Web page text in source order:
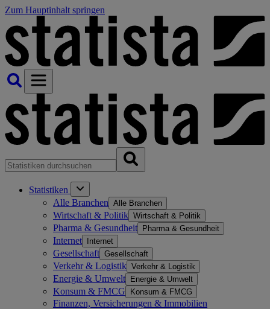
Zum Hauptinhalt springen
Statistiken
Alle Branchen Alle Branchen
Wirtschaft & Politik Wirtschaft & Politik
Pharma & Gesundheit Pharma & Gesundheit
Internet Internet
Gesellschaft Gesellschaft
Verkehr & Logistik Verkehr & Logistik
Energie & Umwelt Energie & Umwelt
Konsum & FMCG Konsum & FMCG
Finanzen, Versicherungen & Immobilien